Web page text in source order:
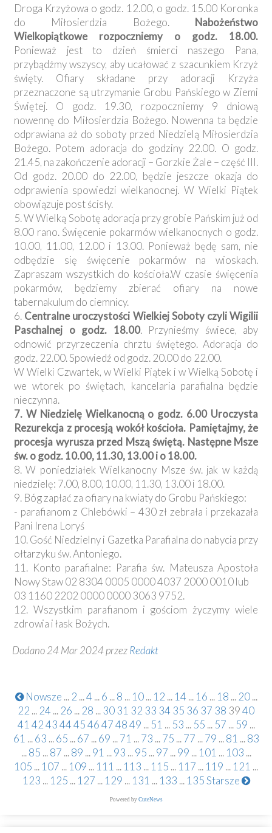
Droga Krzyżowa o godz. 12.00, o godz. 15.00 Koronka
do Miłosierdzia Bożego.Nabożeństwo
Wielkopiątkowe rozpoczniemy o godz. 18.00.
Ponieważ jest to dzień śmierci naszego Pana,
przybądźmy wszyscy, aby ucałować z szacunkiem Krzyż
święty. Ofiary składane przy adoracji Krzyża
przeznaczone są utrzymanie Grobu Pańskiego w Ziemi
Świętej. O godz. 19.30, rozpoczniemy 9 dniową
nowennę do Miłosierdzia Bożego. Nowenna ta będzie
odprawiana aż do soboty przed Niedzielą Miłosierdzia
Bożego. Potem adoracja do godziny 22.00. O godz.
21.45, na zakończenie adoracji – Gorzkie Żale – część III.
Od godz. 20.00 do 22.00, będzie jeszcze okazja do
odprawienia spowiedzi wielkanocnej. W Wielki Piątek
obowiązuje post ścisły.
5. W Wielką Sobotę adoracja przy grobie Pańskim już od
8.00 rano. Święcenie pokarmów wielkanocnych o godz.
10.00, 11.00, 12.00 i 13.00. Ponieważ będę sam, nie
odbędzie się święcenie pokarmów na wioskach.
Zapraszam wszystkich do kościoła.W czasie święcenia
pokarmów, będziemy zbierać ofiary na nowe
tabernakulum do ciemnicy.
6. Centralne uroczystości Wielkiej Soboty czyli Wigilii
Paschalnej o godz. 18.00. Przynieśmy świece, aby
odnowić przyrzeczenia chrztu świętego. Adoracja do
godz. 22.00. Spowiedź od godz. 20.00 do 22.00.
W Wielki Czwartek, w Wielki Piątek i w Wielką Sobotę i
we wtorek po świętach, kancelaria parafialna będzie
nieczynna.
7. W Niedzielę Wielkanocną o godz. 6.00 Uroczysta
Rezurekcja z procesją wokół kościoła. Pamiętajmy, że
procesja wyrusza przed Mszą świętą. Następne Msze
św. o godz. 10.00, 11.30, 13.00 i o 18.00.
8. W poniedziałek Wielkanocny Msze św. jak w każdą
niedzielę: 7.00, 8.00, 10.00, 11.30, 13.00 i 18.00.
9. Bóg zapłać za ofiary na kwiaty do Grobu Pańskiego:
- parafianom z Chlebówki – 430 zł zebrała i przekazała
Pani Irena Loryś
10. Gość Niedzielny i Gazetka Parafialna do nabycia przy
ołtarzyku św. Antoniego.
11. Konto parafialne: Parafia św. Mateusza Apostoła
Nowy Staw 02 8304 0005 0000 4037 2000 0010 lub
03 1160 2202 0000 0000 3063 9752.
12. Wszystkim parafianom i gościom życzymy wiele
zdrowia i łask Bożych.
Dodano 24 Mar 2024 przezRedakt
Nowsze ... 2 ...4 ... 6 ... 8 ... 10 ... 12 ... 14 ... 16 ... 18 ... 20 ...
22 ... 24 ... 26 ... 28 ...3031 32 33 34 35 36 37 38 3940
41 4243444546474849 ... 51 ... 53 ... 55 ... 57 ... 59 ...
61 ... 63 ... 65 ... 67 ... 69 ... 71 ... 73 ... 75 ... 77 ... 79 ... 81 ... 83
... 85 ... 87 ... 89 ... 91 ... 93 ... 95 ... 97 ... 99 ... 101 ... 103 ...
105 ... 107 ... 109 ... 111 ... 113 ... 115 ... 117 ... 119 ... 121 ...
123 ... 125 ... 127 ... 129 ... 131 ... 133 ... 135Starsze
Powered by CuteNews